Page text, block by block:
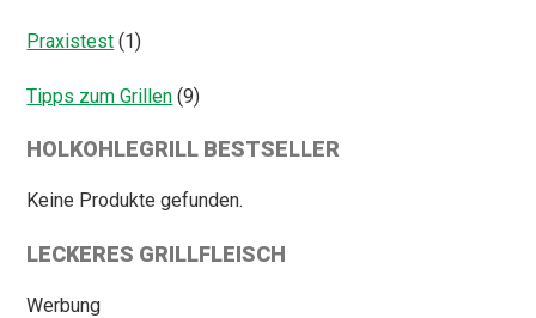
Praxistest (1)
Tipps zum Grillen (9)
HOLKOHLEGRILL BESTSELLER
Keine Produkte gefunden.
LECKERES GRILLFLEISCH
Werbung